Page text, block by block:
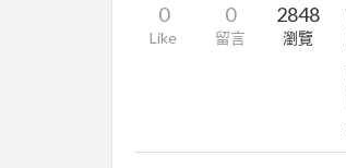
0
Like
0
留言
2848
瀏覽